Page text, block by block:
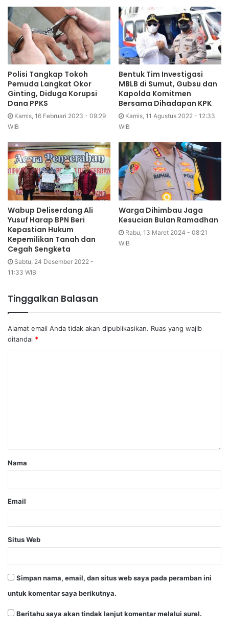
Polisi Tangkap Tokoh
Pemuda Langkat Okor
Ginting, Diduga Korupsi
Dana PPKS
Kamis, 16 Februari 2023 - 09:29
WIB
Bentuk Tim Investigasi
MBLB di Sumut, Gubsu dan
Kapolda Komitmen
Bersama Dihadapan KPK
Kamis, 11 Agustus 2022 - 12:33
WIB
Wabup Deliserdang Ali
Yusuf Harap BPN Beri
Kepastian Hukum
Kepemilikan Tanah dan
Cegah Sengketa
Sabtu, 24 Desember 2022 -
11:33 WIB
Warga Dihimbau Jaga
Kesucian Bulan Ramadhan
Rabu, 13 Maret 2024 - 08:21
WIB
Tinggalkan Balasan
Alamat email Anda tidak akan dipublikasikan. Ruas yang wajib
ditandai *
Nama
Email
Situs Web
Simpan nama, email, dan situs web saya pada peramban ini
untuk komentar saya berikutnya.
Beritahu saya akan tindak lanjut komentar melalui surel.